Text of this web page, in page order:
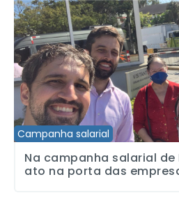
Campanha salarial
Na campanha salarial de RTV,
Na campanha salarial de
ato na porta das